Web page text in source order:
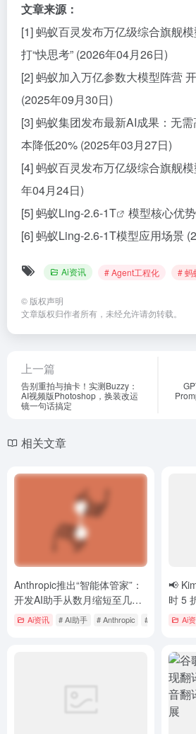
文章来源：
[1] 蚂蚁百灵发布万亿级综合旗舰
打“快思考” (2026年04月26日)
[2] 蚂蚁加入万亿参数大模型阵营
(2025年09月30日)
[3] 蚂蚁集团发布最新AI成果：无
本降低20% (2025年03月27日)
[4] 蚂蚁百灵发布万亿级综合旗舰
年04月24日)
[5]蚂蚁Ling-2.6-1T
模型核心优
[6] 蚂蚁Ling-2.6-1T模型应用场景
Ai资讯 # Agent工程化 # 蚂
© 版权声明
文章版权归作者所有，未经允许请勿转载。
上一篇
告别重拍与抽卡！实测Buzzy：
AI视频版Photoshop，换装改运
镜一句话搞定
相关文章
Anthropic推出“智能体管家”：
开发AI助手从数月缩短至几
天，企业级应用迎来新纪元
Ai资讯 # AI助手 # Anthropic # 智能体管家
📢
时 5
Ai